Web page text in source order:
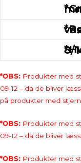
*Grå granitskærver
*Hvide
*OBS: Produkter med
09-12 – da de bliver
på produkter med
*OBS: Produkter med
09-12 – da de bliver
*OBS: Produkter med